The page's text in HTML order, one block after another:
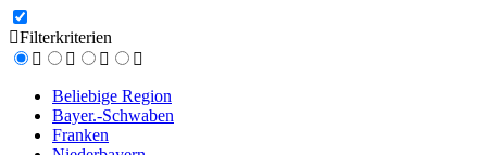
Filterkriterien
Beliebige Region
Bayer.-Schwaben
Franken